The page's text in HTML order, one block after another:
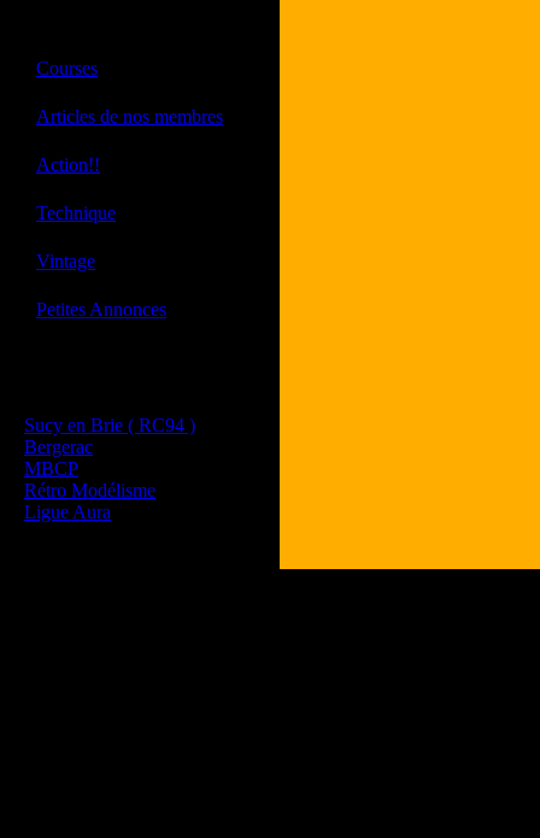
Courses
Articles de nos membres
Action!!
Technique
Vintage
Petites Annonces
Sucy en Brie ( RC94 )
Bergerac
MBCP
Rétro Modélisme
Ligue Aura